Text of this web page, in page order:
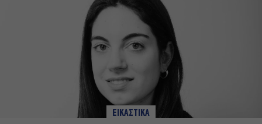
ΕΙΚΑΣΤΙΚΑ